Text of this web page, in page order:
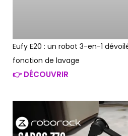
Eufy E20 : un robot 3-en-1
fonction de lavage
👉 DÉCOUVRIR